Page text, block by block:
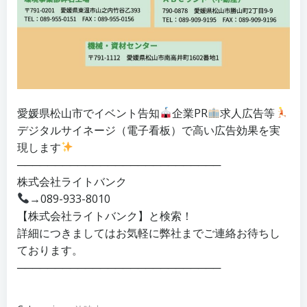
愛媛県松山市でイベント告知 企業PR
求人広告等
デジタルサイネージ（電子看板）で高い広告効果を実
現します
───────────────────────────
株式会社ライトバンク
→089-933-8010
【株式会社ライトバンク】と検索！
詳細につきましてはお気軽に弊社までご連絡お待ちし
ております。
───────────────────────────